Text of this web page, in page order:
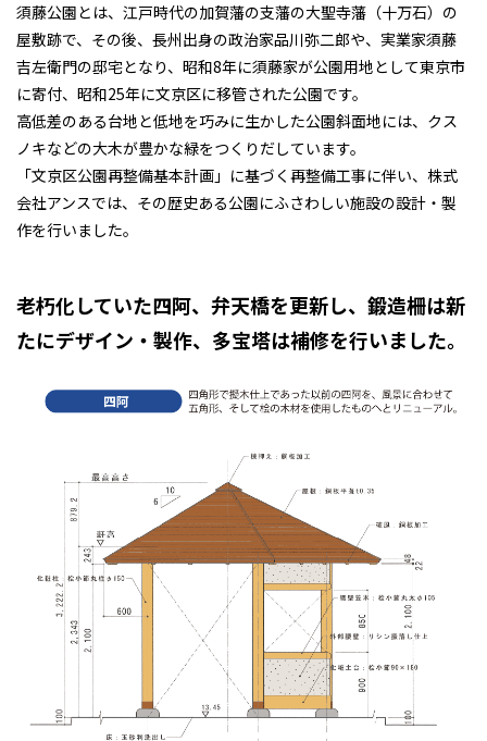
須藤公園とは、江戸時代の加賀藩の支藩の大聖寺藩（十万石）の
屋敷跡で、その後、長州出身の政治家品川弥二郎や、実業家須藤
吉左衛門の邸宅となり、昭和8年に須藤家が公園用地として東京市
に寄付、昭和25年に文京区に移管された公園です。
高低差のある台地と低地を巧みに生かした公園斜面地には、クス
ノキなどの大木が豊かな緑をつくりだしています。
「文京区公園再整備基本計画」に基づく再整備工事に伴い、株式
会社アンスでは、その歴史ある公園にふさわしい施設の設計・製
作を行いました。
老朽化していた四阿、弁天橋を更新し、鍛造柵は新
たにデザイン・製作、多宝塔は補修を行いました。